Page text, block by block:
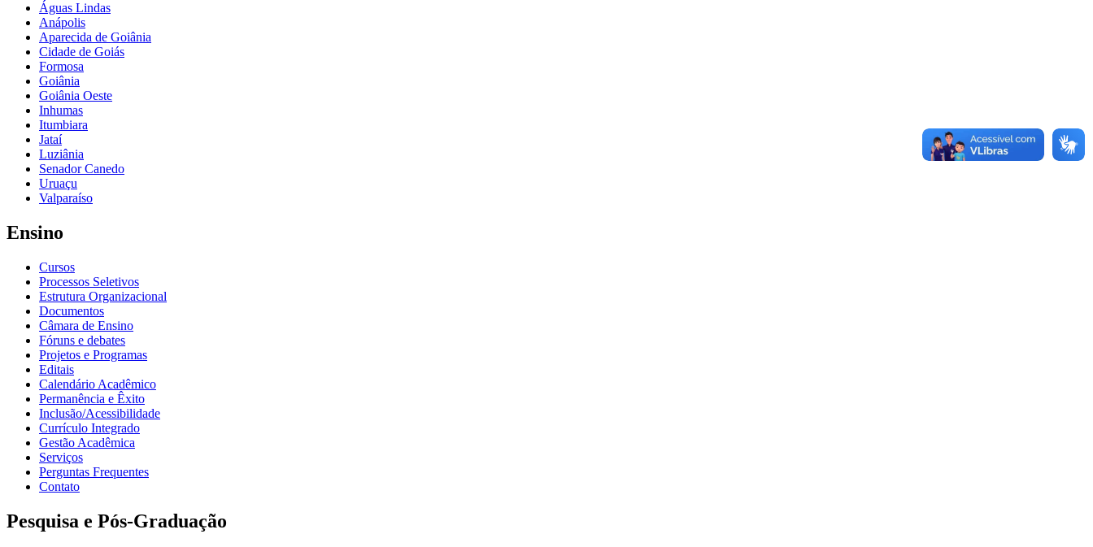
Águas Lindas
Anápolis
Aparecida de Goiânia
Cidade de Goiás
Formosa
Goiânia
Goiânia Oeste
Inhumas
Itumbiara
Jataí
Luziânia
Senador Canedo
Uruaçu
Valparaíso
Ensino
Cursos
Processos Seletivos
Estrutura Organizacional
Documentos
Câmara de Ensino
Fóruns e debates
Projetos e Programas
Editais
Calendário Acadêmico
Permanência e Êxito
Inclusão/Acessibilidade
Currículo Integrado
Gestão Acadêmica
Serviços
Perguntas Frequentes
Contato
Pesquisa e Pós-Graduação